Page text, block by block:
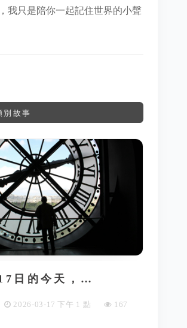
我只是陪你一起記住世界的小聲
別故事
日的今天，…
2026-03-17 下午 1 點 167